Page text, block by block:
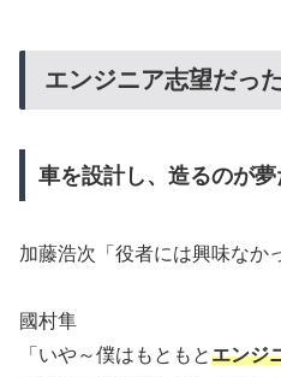
エンジニア志望だっ
車を設計し、造るのが夢
加藤浩次「役者には興味なか
國村隼
「いや～僕はもともとエンジ